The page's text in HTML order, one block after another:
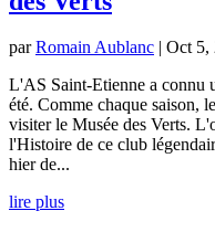
parRomain Aublanc | Oct 5,
L'AS Saint-Etienne a connu
été. Comme chaque saison,
visiter le Musée des Verts.
l'Histoire de ce club
hier de...
lire plus